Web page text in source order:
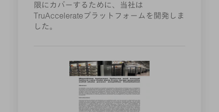
限にカバーするために、当社は
TruAccelerateプラットフォームを開発しま
した。